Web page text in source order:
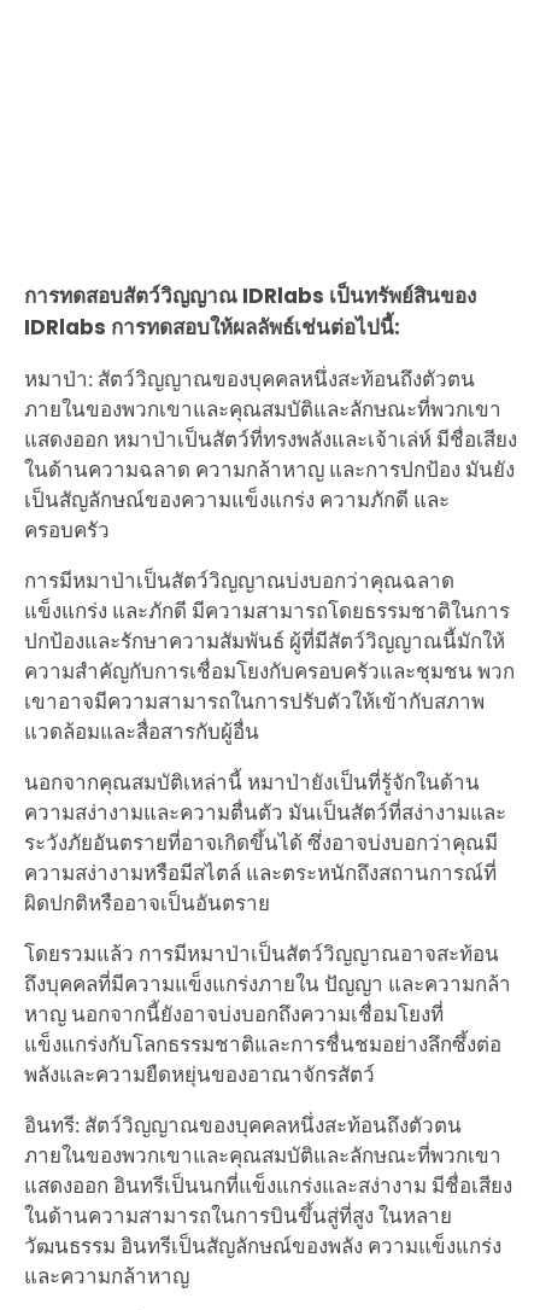
การทดสอบสัตว์วิญญาณ IDRlabs เป็นทรัพย์สินของ
IDRlabs การทดสอบให้ผลลัพธ์เช่นต่อไปนี้:
หมาป่า: สัตว์วิญญาณของบุคคลหนึ่งสะท้อนถึงตัวตน
ภายในของพวกเขาและคุณสมบัติและลักษณะที่พวกเขา
แสดงออก หมาป่าเป็นสัตว์ที่ทรงพลังและเจ้าเล่ห์ มีชื่อเสียง
ในด้านความฉลาด ความกล้าหาญ และการปกป้อง มันยัง
เป็นสัญลักษณ์ของความแข็งแกร่ง ความภักดี และ
ครอบครัว
การมีหมาป่าเป็นสัตว์วิญญาณบ่งบอกว่าคุณฉลาด
แข็งแกร่ง และภักดี มีความสามารถโดยธรรมชาติในการ
ปกป้องและรักษาความสัมพันธ์ ผู้ที่มีสัตว์วิญญาณนี้มักให้
ความสำคัญกับการเชื่อมโยงกับครอบครัวและชุมชน พวก
เขาอาจมีความสามารถในการปรับตัวให้เข้ากับสภาพ
แวดล้อมและสื่อสารกับผู้อื่น
นอกจากคุณสมบัติเหล่านี้ หมาป่ายังเป็นที่รู้จักในด้าน
ความสง่างามและความตื่นตัว มันเป็นสัตว์ที่สง่างามและ
ระวังภัยอันตรายที่อาจเกิดขึ้นได้ ซึ่งอาจบ่งบอกว่าคุณมี
ความสง่างามหรือมีสไตล์ และตระหนักถึงสถานการณ์ที่
ผิดปกติหรืออาจเป็นอันตราย
โดยรวมแล้ว การมีหมาป่าเป็นสัตว์วิญญาณอาจสะท้อน
ถึงบุคคลที่มีความแข็งแกร่งภายใน ปัญญา และความกล้า
หาญ นอกจากนี้ยังอาจบ่งบอกถึงความเชื่อมโยงที่
แข็งแกร่งกับโลกธรรมชาติและการชื่นชมอย่างลึกซึ้งต่อ
พลังและความยืดหยุ่นของอาณาจักรสัตว์
อินทรี: สัตว์วิญญาณของบุคคลหนึ่งสะท้อนถึงตัวตน
ภายในของพวกเขาและคุณสมบัติและลักษณะที่พวกเขา
แสดงออก อินทรีเป็นนกที่แข็งแกร่งและสง่างาม มีชื่อเสียง
ในด้านความสามารถในการบินขึ้นสู่ที่สูง ในหลาย
วัฒนธรรม อินทรีเป็นสัญลักษณ์ของพลัง ความแข็งแกร่ง
และความกล้าหาญ